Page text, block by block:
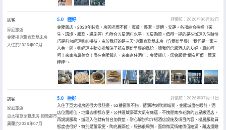
訪客
家庭旅遊
金陵樓典雅商務雙床房
入住於2026年07月
5.0 極好
評價於：2026年08月02日
金陵飯店，2020年裝修，房間老而不舊，寬敞、整潔、舒適、安靜。各項綜合指標（衞
生、環境、服務、設施等）均附合五星酒店水平，五星點贊。值得一提的是在辦理入住時恰
巧是前台經理劉帥接待，由於我訂的是三天“典雅商務雙床房（含兩份早餐）”我們是一家三
人共一間，劉經理主動安排解決了衹有兩份早餐的尷尬，讓我們倍感酒店的友好。真帥呵
呵！來南京尋美食！盡在金陵飯店，來南京住酒店：金陵飯店，您會感覺“價有所值，驚喜
連連”。
訪客
家庭旅遊
亞太樓尊享雙床房-飽覽都市
風華
入住於2026年07月
5.0 極好
評價於：2026年07月11日
入住了亞太樓房間很大很舒適，52樓窗景不錯，藍調時刻欣賞城景，金陵城盡在眼前。酒
店位置絕佳，地鐵去哪都方便。公共區域豪華大氣有底藴，不愧是南京老牌的五星級酒店。
再説説服務，辦理入住就有前台加微信，耐心解説和介紹酒店設施及項目內容，樓層服務員
態度也很好，特別是董家雯、陶兆麗兩位，服務很周到，面帶微笑情緒價值給滿，離店還贈